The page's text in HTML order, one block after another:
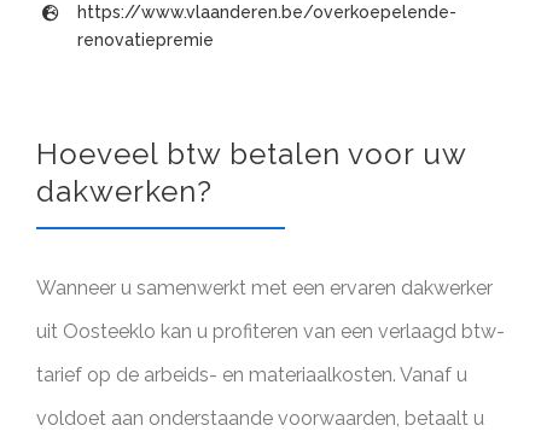
https://www.vlaanderen.be/overkoepelende-
renovatiepremie
Hoeveel btw betalen voor uw
dakwerken?
Wanneer u samenwerkt met een ervaren dakwerker
uit Oosteeklo kan u profiteren van een verlaagd btw-
tarief op de arbeids- en materiaalkosten. Vanaf u
voldoet aan onderstaande voorwaarden, betaalt u